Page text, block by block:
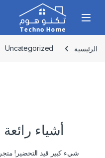
Skip to navigation
Skip to content
الرئيسية Uncategorized
أشياء
شيء كبير قيد التحضير!